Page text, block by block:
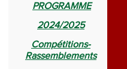
PROGRAMME
2024/2025
Compétitions-
Rassemblements